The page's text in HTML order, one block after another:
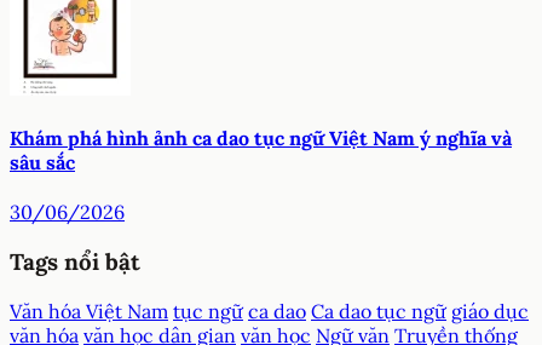
Khám phá hình ảnh ca dao tục ngữ Việt Nam ý nghĩa và
sâu sắc
30/06/2026
Tags nổi bật
Văn hóa Việt Nam tục ngữ ca dao Ca dao tục ngữ giáo dục
văn hóa văn học dân gian văn học Ngữ văn Truyền thống